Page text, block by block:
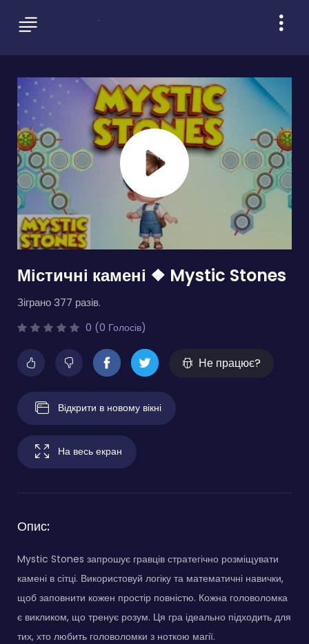
Містичні камені ❖ Mystic Stones
Зіграно 377 разів.
0 (0 Голосів)
Не працює?
Відкрити в новому вікні
На весь екран
Опис:
Mystic Stones запрошує гравців стратегічно розміщувати
камені в сітці. Використовуй логіку та математичні навички,
щоб заповнити кожен простір повністю. Кожна головоломка
є викликом, що тренує розум. Ця гра ідеально підходить для
тих, хто любить головоломки з ноткою магії.